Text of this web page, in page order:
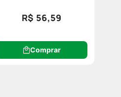
R$ 56,59
Comprar